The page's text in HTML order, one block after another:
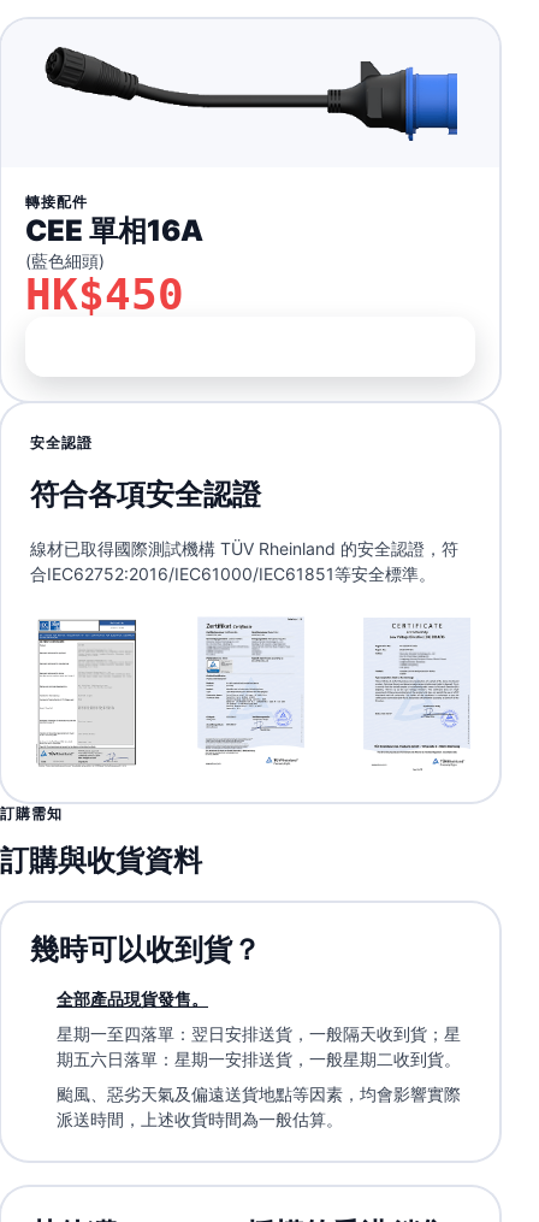
轉接配件
CEE 單相16A
(藍色細頭)
HK$450
安全認證
符合各項安全認證
線材已取得國際測試機構 TÜV Rheinland 的安全認證，符
合IEC62752:2016/IEC61000/IEC61851等安全標準。
訂購需知
訂購與收貨資料
幾時可以收到貨？
全部產品現貨發售。
星期一至四落單：翌日安排送貨，一般隔天收到貨；星
期五六日落單：星期一安排送貨，一般星期二收到貨。
颱風、惡劣天氣及偏遠送貨地點等因素，均會影響實際
派送時間，上述收貨時間為一般估算。